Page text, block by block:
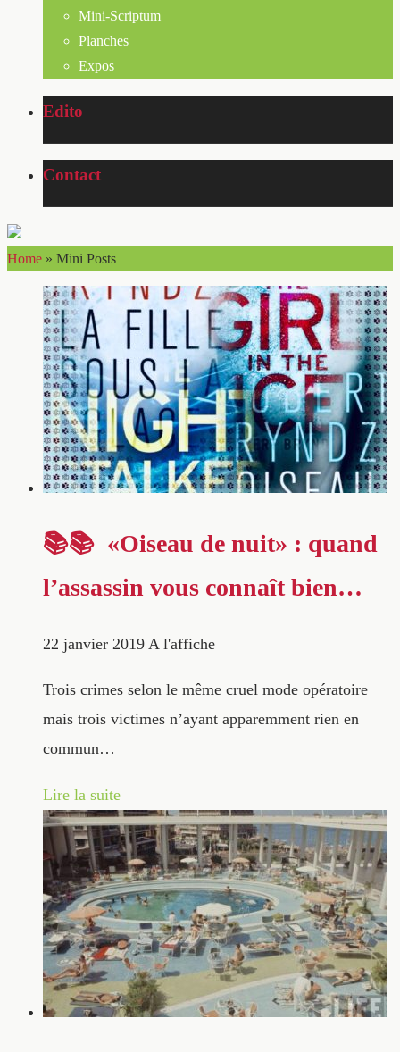
Mini-Scriptum
Planches
Expos
Edito
Contact
Home » Mini Posts
📚📚 «Oiseau de nuit» : quand
l’assassin vous connaît bien…
22 janvier 2019 A l'affiche
Trois crimes selon le même cruel mode opératoire
mais trois victimes n’ayant apparemment rien en
commun…
Lire la suite